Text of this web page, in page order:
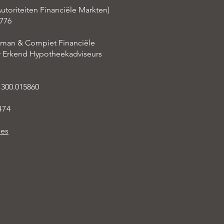
Financiële Markten)
& Compiet Financiële
Hypotheekadviseurs